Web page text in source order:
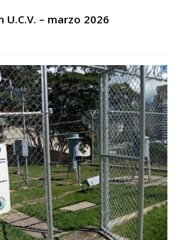
– marzo 2026